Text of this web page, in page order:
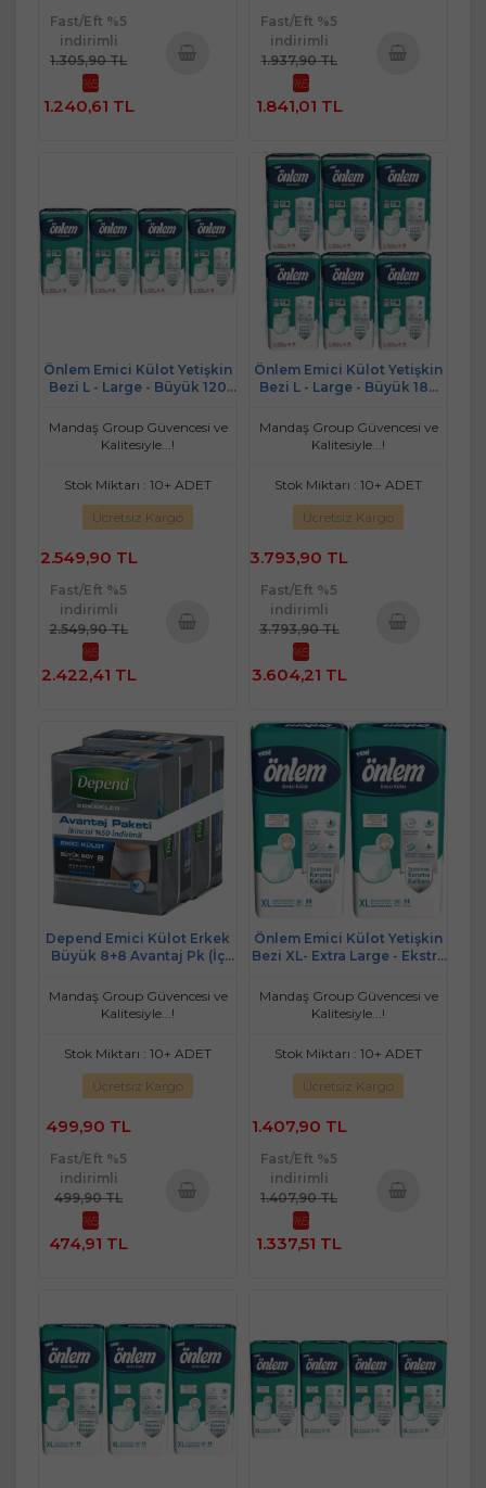
Fast/Eft %5
indirimli
1.305,90 TL
%5
1.240,61 TL
Fast/Eft %5
indirimli
1.937,90 TL
%5
1.841,01 TL
Önlem Emici Külot Yetişkin
Bezi L - Large - Büyük 120
Mandaş Group Güvencesi ve
Kalitesiyle...!
Stok Miktarı : 10+ ADET
Ücretsiz Kargo
2.549,90 TL
Fast/Eft %5
indirimli
2.549,90 TL
%5
2.422,41 TL
Önlem Emici Külot Yetişkin
Bezi L - Large - Büyük 180
Mandaş Group Güvencesi ve
Kalitesiyle...!
Stok Miktarı : 10+ ADET
Ücretsiz Kargo
3.793,90 TL
Fast/Eft %5
indirimli
3.793,90 TL
%5
3.604,21 TL
Depend Emici Külot Erkek
Büyük 8+8 Avantaj Pk (İç
Mandaş Group Güvencesi ve
Kalitesiyle...!
Stok Miktarı : 10+ ADET
Ücretsiz Kargo
499,90 TL
Fast/Eft %5
indirimli
499,90 TL
%5
474,91 TL
Önlem Emici Külot Yetişkin
Bezi XL- Extra Large - Ekstra
Mandaş Group Güvencesi ve
Kalitesiyle...!
Stok Miktarı : 10+ ADET
Ücretsiz Kargo
1.407,90 TL
Fast/Eft %5
indirimli
1.407,90 TL
%5
1.337,51 TL